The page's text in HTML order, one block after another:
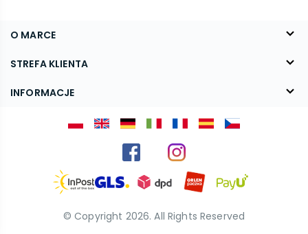
O MARCE
O nas
Blog
STREFA KLIENTA
FAQ
INFORMACJE
© Copyright 2026. All Rights Reserved